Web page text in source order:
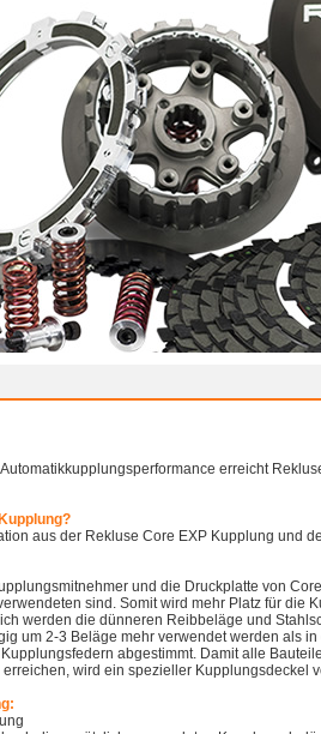
erreicht
aus der Rekluse Core EXP Kupplung und
und die Druckplatte von
sind. Somit wird mehr Platz für die
werden die dünneren Reibbeläge und
um 2-3 Beläge mehr verwendet werden als
abgestimmt. Damit alle
wird ein spezieller Kupplungsdeckel